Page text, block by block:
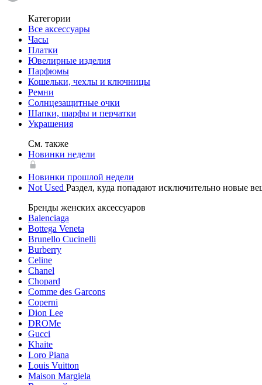
Категории
Все аксессуары
Часы
Платки
Ювелирные изделия
Парфюмы
Кошельки, чехлы и ключницы
Ремни
Солнцезащитные очки
Шапки, шарфы и перчатки
Украшения
См. также
Новинки недели
Новинки прошлой недели
Not Used Раздел, куда попадают исключительно новые
Бренды женских аксессуаров
Balenciaga
Bottega Veneta
Brunello Cucinelli
Burberry
Celine
Chanel
Chopard
Comme des Garcons
Coperni
Dion Lee
DROMe
Gucci
Khaite
Loro Piana
Louis Vuitton
Maison Margiela